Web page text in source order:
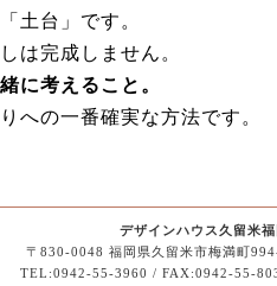
土台」です。
は完成しません。
に考えること。
への一番確実な方法です。
デザインハウス久留米
〒830-0048 福岡県久留米市梅満町
TEL:0942-55-3960 / FAX:0942-55-